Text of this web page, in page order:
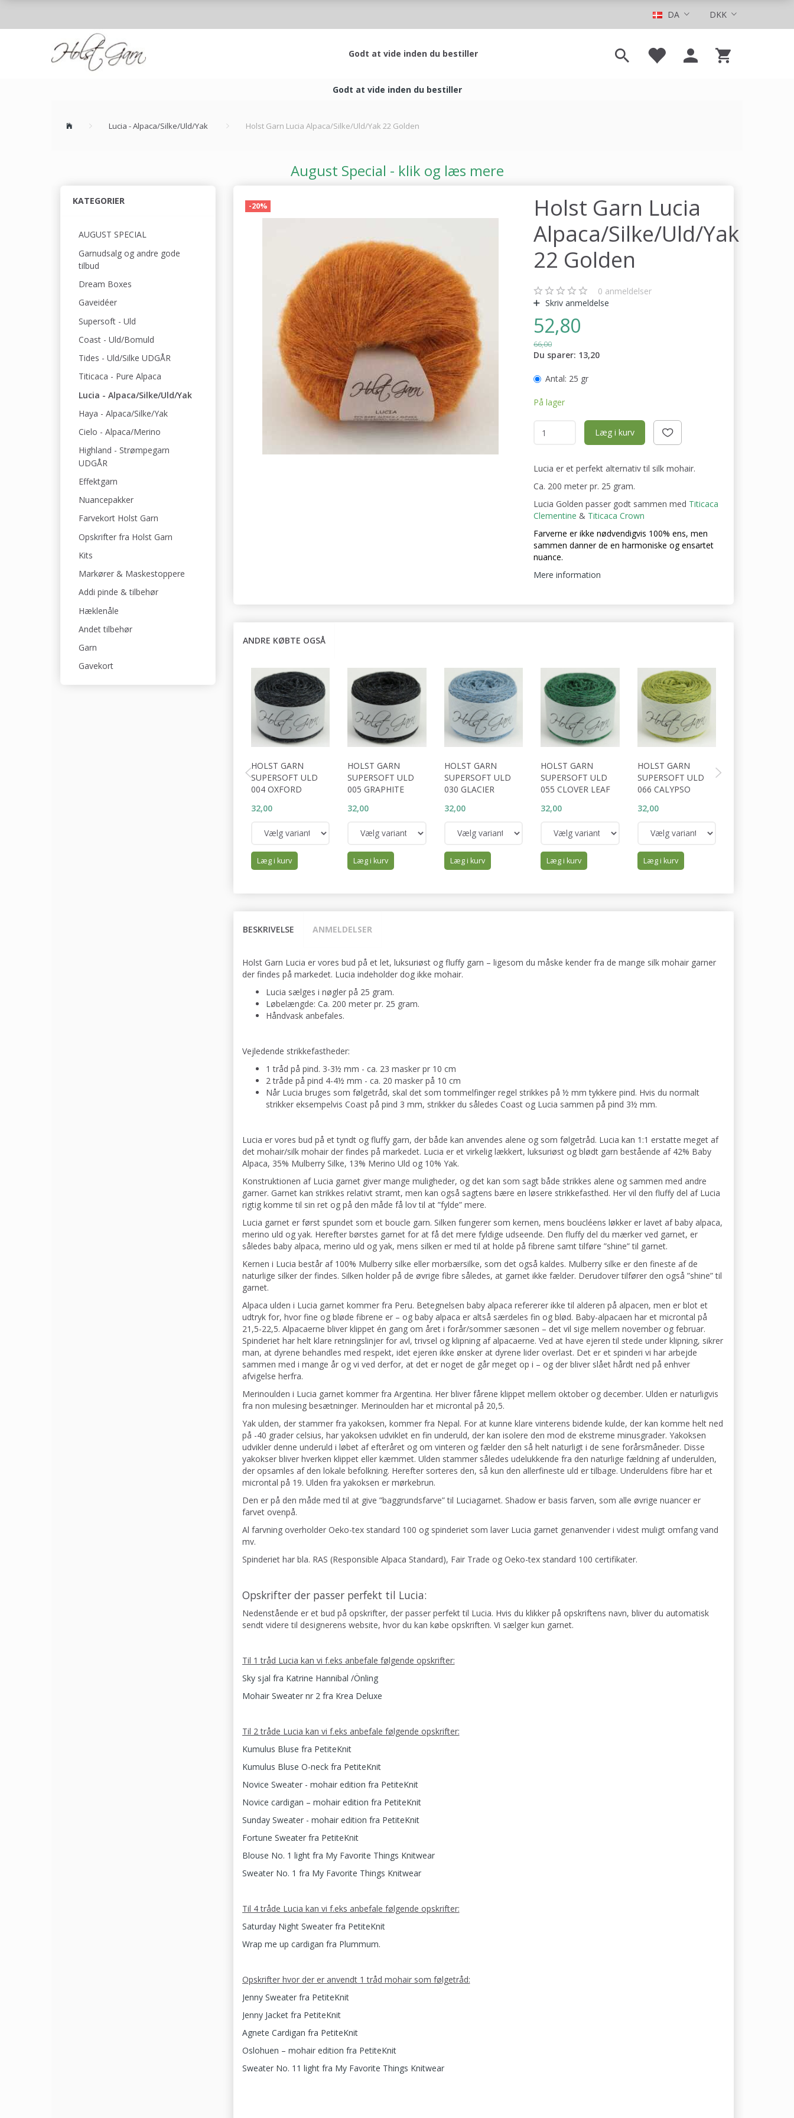
DKK
DA
Godt at vide inden du bestiller
Godt at vide inden du bestiller
Lucia - Alpaca/Silke/Uld/Yak Holst Garn Lucia Alpaca/Silke/Uld/Yak 22 Golden
August Special - klik og læs mere
KATEGORIER
AUGUST SPECIAL
Garnudsalg og andre gode
tilbud
Dream Boxes
Gaveidéer
Supersoft - Uld
Coast - Uld/Bomuld
Tides - Uld/Silke UDGÅR
Titicaca - Pure Alpaca
Lucia - Alpaca/Silke/Uld/Yak
Haya - Alpaca/Silke/Yak
Cielo - Alpaca/Merino
Highland - Strømpegarn
UDGÅR
Effektgarn
Nuancepakker
Farvekort Holst Garn
Opskrifter fra Holst Garn
Kits
Markører & Maskestoppere
Addi pinde & tilbehør
Hæklenåle
Andet tilbehør
Garn
Gavekort
-20%
Holst Garn Lucia
Alpaca/Silke/Uld/Yak
22 Golden
0 anmeldelser
Skriv anmeldelse
52,80
66,00
Du sparer: 13,20
Antal: 25 gr
På lager
Læg i kurv
Lucia er et perfekt alternativ til silk mohair.
Ca. 200 meter pr. 25 gram.
Lucia Golden passer godt sammen med Titicaca
Clementine & Titicaca Crown
Farverne er ikke nødvendigvis 100% ens, men
sammen danner de en harmoniske og ensartet
nuance.
Mere information
ANDRE KØBTE OGSÅ
HOLST GARN
SUPERSOFT ULD
004 OXFORD
32,00
Læg i kurv
HOLST GARN
SUPERSOFT ULD
005 GRAPHITE
32,00
Læg i kurv
HOLST GARN
SUPERSOFT ULD
030 GLACIER
32,00
Læg i kurv
HOLST GARN
SUPERSOFT ULD
055 CLOVER LEAF
32,00
Læg i kurv
HOLST GARN
SUPERSOFT ULD
066 CALYPSO
32,00
Læg i kurv
BESKRIVELSE ANMELDELSER
Holst Garn Lucia er vores bud på et let, luksuriøst og fluffy garn – ligesom du måske kender fra de mange silk mohair garner
der findes på markedet. Lucia indeholder dog ikke mohair.
Lucia sælges i nøgler på 25 gram.
Løbelængde: Ca. 200 meter pr. 25 gram.
Håndvask anbefales.
Vejledende strikkefastheder:
1 tråd på pind. 3-3½ mm - ca. 23 masker pr 10 cm
2 tråde på pind 4-4½ mm - ca. 20 masker på 10 cm
Når Lucia bruges som følgetråd, skal det som tommelfinger regel strikkes på ½ mm tykkere pind. Hvis du normalt
strikker eksempelvis Coast på pind 3 mm, strikker du således Coast og Lucia sammen på pind 3½ mm.
Lucia er vores bud på et tyndt og fluffy garn, der både kan anvendes alene og som følgetråd. Lucia kan 1:1 erstatte meget af
det mohair/silk mohair der findes på markedet. Lucia er et virkelig lækkert, luksuriøst og blødt garn bestående af 42% Baby
Alpaca, 35% Mulberry Silke, 13% Merino Uld og 10% Yak.
Konstruktionen af Lucia garnet giver mange muligheder, og det kan som sagt både strikkes alene og sammen med andre
garner. Garnet kan strikkes relativt stramt, men kan også sagtens bære en løsere strikkefasthed. Her vil den fluffy del af Lucia
rigtig komme til sin ret og på den måde få lov til at ”fylde” mere.
Lucia garnet er først spundet som et boucle garn. Silken fungerer som kernen, mens boucléens løkker er lavet af baby alpaca,
merino uld og yak. Herefter børstes garnet for at få det mere fyldige udseende. Den fluffy del du mærker ved garnet, er
således baby alpaca, merino uld og yak, mens silken er med til at holde på fibrene samt tilføre ”shine” til garnet.
Kernen i Lucia består af 100% Mulberry silke eller morbærsilke, som det også kaldes. Mulberry silke er den fineste af de
naturlige silker der findes. Silken holder på de øvrige fibre således, at garnet ikke fælder. Derudover tilfører den også ”shine” til
garnet.
Alpaca ulden i Lucia garnet kommer fra Peru. Betegnelsen baby alpaca refererer ikke til alderen på alpacen, men er blot et
udtryk for, hvor fine og bløde fibrene er – og baby alpaca er altså særdeles fin og blød. Baby-alpacaen har et microntal på
21,5-22,5. Alpacaerne bliver klippet én gang om året i forår/sommer sæsonen – det vil sige mellem november og februar.
Spinderiet har helt klare retningslinjer for avl, trivsel og klipning af alpacaerne. Ved at have ejeren til stede under klipning, sikrer
man, at dyrene behandles med respekt, idet ejeren ikke ønsker at dyrene lider overlast. Det er et spinderi vi har arbejde
sammen med i mange år og vi ved derfor, at det er noget de går meget op i – og der bliver slået hårdt ned på enhver
afvigelse herfra.
Merinoulden i Lucia garnet kommer fra Argentina. Her bliver fårene klippet mellem oktober og december. Ulden er naturligvis
fra non mulesing besætninger. Merinoulden har et microntal på 20,5.
Yak ulden, der stammer fra yakoksen, kommer fra Nepal. For at kunne klare vinterens bidende kulde, der kan komme helt ned
på -40 grader celsius, har yakoksen udviklet en fin underuld, der kan isolere den mod de ekstreme minusgrader. Yakoksen
udvikler denne underuld i løbet af efteråret og om vinteren og fælder den så helt naturligt i de sene forårsmåneder. Disse
yakokser bliver hverken klippet eller kæmmet. Ulden stammer således udelukkende fra den naturlige fældning af underulden,
der opsamles af den lokale befolkning. Herefter sorteres den, så kun den allerfineste uld er tilbage. Underuldens fibre har et
microntal på 19. Ulden fra yakoksen er mørkebrun.
Den er på den måde med til at give ”baggrundsfarve” til Luciagarnet. Shadow er basis farven, som alle øvrige nuancer er
farvet ovenpå.
Al farvning overholder Oeko-tex standard 100 og spinderiet som laver Lucia garnet genanvender i videst muligt omfang vand
mv.
Spinderiet har bla. RAS (Responsible Alpaca Standard), Fair Trade og Oeko-tex standard 100 certifikater.
Opskrifter der passer perfekt til Lucia:
Nedenstående er et bud på opskrifter, der passer perfekt til Lucia. Hvis du klikker på opskriftens navn, bliver du automatisk
sendt videre til designerens website, hvor du kan købe opskriften. Vi sælger kun garnet.
Til 1 tråd Lucia kan vi f.eks anbefale følgende opskrifter:
Sky sjal fra Katrine Hannibal /Önling
Mohair Sweater nr 2 fra Krea Deluxe
Til 2 tråde Lucia kan vi f.eks anbefale følgende opskrifter:
Kumulus Bluse fra PetiteKnit
Kumulus Bluse O-neck fra PetiteKnit
Novice Sweater - mohair edition fra PetiteKnit
Novice cardigan – mohair edition fra PetiteKnit
Sunday Sweater - mohair edition fra PetiteKnit
Fortune Sweater fra PetiteKnit
Blouse No. 1 light fra My Favorite Things Knitwear
Sweater No. 1 fra My Favorite Things Knitwear
Til 4 tråde Lucia kan vi f.eks anbefale følgende opskrifter:
Saturday Night Sweater fra PetiteKnit
Wrap me up cardigan fra Plummum.
Opskrifter hvor der er anvendt 1 tråd mohair som følgetråd:
Jenny Sweater fra PetiteKnit
Jenny Jacket fra PetiteKnit
Agnete Cardigan fra PetiteKnit
Oslohuen – mohair edition fra PetiteKnit
Sweater No. 11 light fra My Favorite Things Knitwear